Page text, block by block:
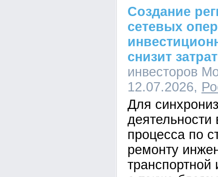
Создание
сетевых
снизит
инвесторов
12.07.2026,
Для
деятельности
процесса по
ремонту
транспортной